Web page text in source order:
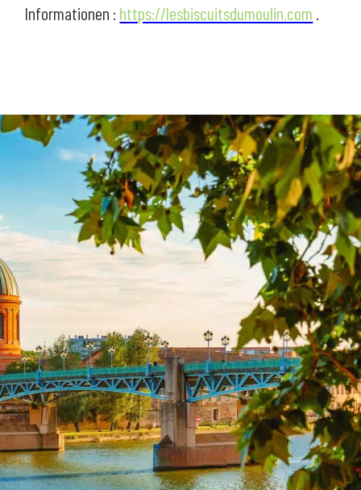
Informationen : https://lesbiscuitsdumoulin.com